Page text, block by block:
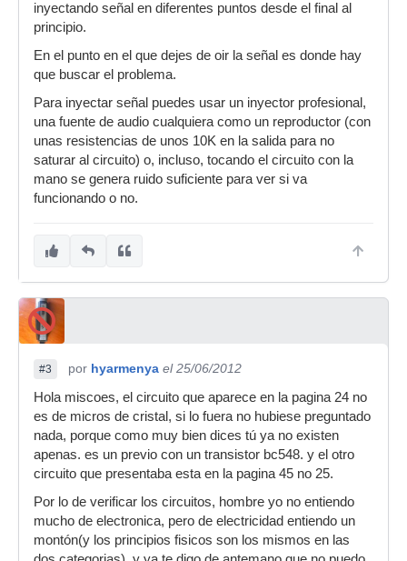
inyectando señal en diferentes puntos desde el final al
principio.
En el punto en el que dejes de oir la señal es donde hay
que buscar el problema.
Para inyectar señal puedes usar un inyector profesional,
una fuente de audio cualquiera como un reproductor (con
unas resistencias de unos 10K en la salida para no
saturar al circuito) o, incluso, tocando el circuito con la
mano se genera ruido suficiente para ver si va
funcionando o no.
#3 por hyarmenya el 25/06/2012
Hola miscoes, el circuito que aparece en la pagina 24 no
es de micros de cristal, si lo fuera no hubiese preguntado
nada, porque como muy bien dices tú ya no existen
apenas. es un previo con un transistor bc548. y el otro
circuito que presentaba esta en la pagina 45 no 25.
Por lo de verificar los circuitos, hombre yo no entiendo
mucho de electronica, pero de electricidad entiendo un
montón(y los principios fisicos son los mismos en las